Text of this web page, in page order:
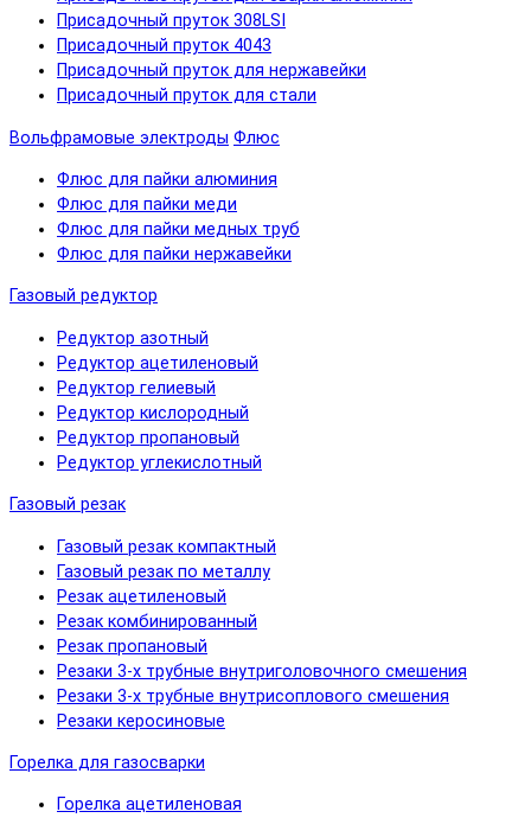
Присадочный пруток 308LSI
Присадочный пруток 4043
Присадочный пруток для нержавейки
Присадочный пруток для стали
Вольфрамовые электроды Флюс
Флюс для пайки алюминия
Флюс для пайки меди
Флюс для пайки медных труб
Флюс для пайки нержавейки
Газовый редуктор
Редуктор азотный
Редуктор ацетиленовый
Редуктор гелиевый
Редуктор кислородный
Редуктор пропановый
Редуктор углекислотный
Газовый резак
Газовый резак компактный
Газовый резак по металлу
Резак ацетиленовый
Резак комбинированный
Резак пропановый
Резаки 3-х трубные внутриголовочного смешения
Резаки 3-х трубные внутрисоплового смешения
Резаки керосиновые
Горелка для газосварки
Горелка ацетиленовая